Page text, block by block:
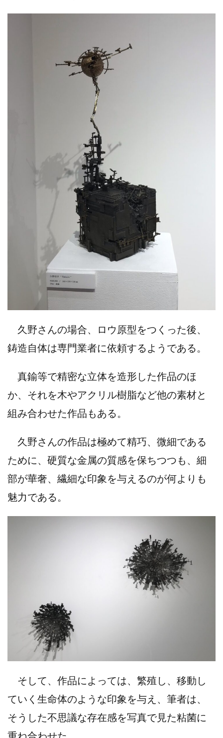
久野さんの場合、ロウ原型をつくった後、
鋳造自体は専門業者に依頼するようである。
真鍮等で精密な立体を造形した作品のほ
か、それを木やアクリル樹脂など他の素材と
組み合わせた作品もある。
久野さんの作品は極めて精巧、微細である
ために、硬質な金属の質感を保ちつつも、細
部が華奢、繊細な印象を与えるのが何よりも
魅力である。
そして、作品によっては、繁殖し、移動し
ていく生命体のような印象を与え、筆者は、
そうした不思議な存在感を写真で見た粘菌に
重ね合わせた。